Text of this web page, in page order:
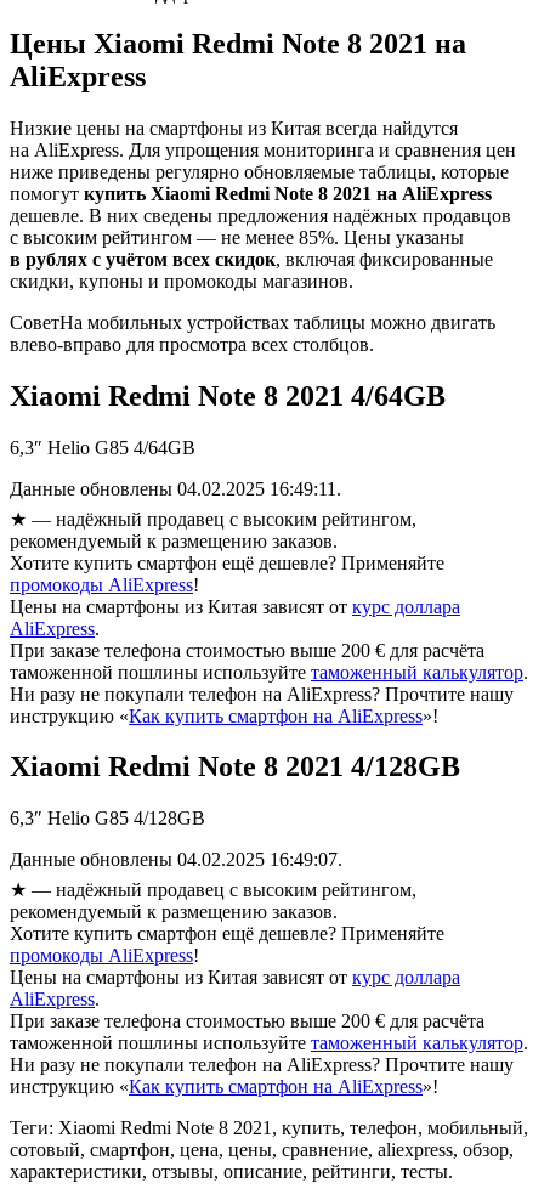
Цены Xiaomi Redmi Note 8 2021 на
AliExpress
Низкие цены на смартфоны из Китая всегда найдутся
на AliExpress. Для упрощения мониторинга и сравнения цен
ниже приведены регулярно обновляемые таблицы, которые
помогут купить Xiaomi Redmi Note 8 2021 на AliExpress
дешевле. В них сведены предложения надёжных продавцов
с высоким рейтингом — не менее 85%. Цены указаны
в рублях с учётом всех скидок, включая фиксированные
скидки, купоны и промокоды магазинов.
СоветНа мобильных устройствах таблицы можно двигать
влево-вправо для просмотра всех столбцов.
Xiaomi Redmi Note 8 2021 4/64GB
6,3″ Helio G85 4/64GB
Данные обновлены 04.02.2025 16:49:11.
★ — надёжный продавец с высоким рейтингом,
рекомендуемый к размещению заказов.
Хотите купить смартфон ещё дешевле? Применяйте
промокоды AliExpress!
Цены на смартфоны из Китая зависят от курс доллара
AliExpress.
При заказе телефона стоимостью выше 200 € для расчёта
таможенной пошлины используйте таможенный калькулятор.
Ни разу не покупали телефон на AliExpress? Прочтите нашу
инструкцию «Как купить смартфон на AliExpress»!
Xiaomi Redmi Note 8 2021 4/128GB
6,3″ Helio G85 4/128GB
Данные обновлены 04.02.2025 16:49:07.
★ — надёжный продавец с высоким рейтингом,
рекомендуемый к размещению заказов.
Хотите купить смартфон ещё дешевле? Применяйте
промокоды AliExpress!
Цены на смартфоны из Китая зависят от курс доллара
AliExpress.
При заказе телефона стоимостью выше 200 € для расчёта
таможенной пошлины используйте таможенный калькулятор.
Ни разу не покупали телефон на AliExpress? Прочтите нашу
инструкцию «Как купить смартфон на AliExpress»!
Теги: Xiaomi Redmi Note 8 2021, купить, телефон, мобильный,
сотовый, смартфон, цена, цены, сравнение, aliexpress, обзор,
характеристики, отзывы, описание, рейтинги, тесты.